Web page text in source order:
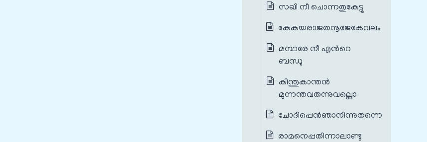
സഖി നീ ചൊന്നതുകേട്ടു
കേകയരാജതനൂജേകേവലം
മന്ഥരേ നീ എന്‍റെ
ബന്ധു
കിന്തുകാന്തന്‍
മുന്നന്തവതന്നുവല്ലൊ
ചോദിപ്പെന്‍ഞാനിന്നുതന്നെ
രാമനെപ്പതിന്നാലാണ്ടു